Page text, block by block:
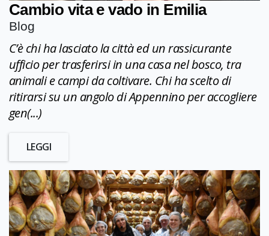
Cambio vita e vado in Emilia
Blog
C’è chi ha lasciato la città ed un rassicurante
ufficio per trasferirsi in una casa nel bosco, tra
animali e campi da coltivare. Chi ha scelto di
ritirarsi su un angolo di Appennino per accogliere
gen(...)
LEGGI